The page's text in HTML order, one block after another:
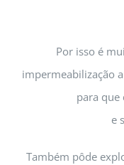
Por isso é
impermeabilização
para que
e
Também pôde